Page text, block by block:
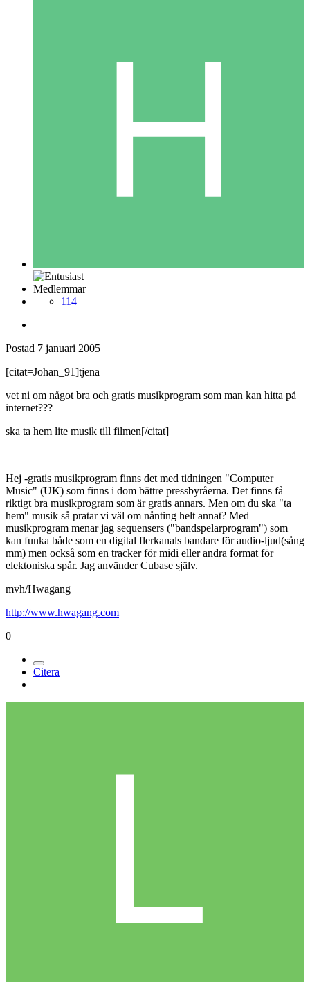
Medlemmar
114
Postad 7 januari 2005
[citat=Johan_91]tjena
vet ni om något bra och gratis musikprogram som man kan hitta på
internet???
ska ta hem lite musik till filmen[/citat]
Hej -gratis musikprogram finns det med tidningen "Computer
Music" (UK) som finns i dom bättre pressbyråerna. Det finns få
riktigt bra musikprogram som är gratis annars. Men om du ska "ta
hem" musik så pratar vi väl om nånting helt annat? Med
musikprogram menar jag sequensers ("bandspelarprogram") som
kan funka både som en digital flerkanals bandare för audio-ljud(sång
mm) men också som en tracker för midi eller andra format för
elektoniska spår. Jag använder Cubase själv.
mvh/Hwagang
http://www.hwagang.com
0
Citera